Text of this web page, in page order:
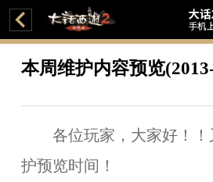
本周维护内容预览
各位玩家，大家好！！
护预览时间！